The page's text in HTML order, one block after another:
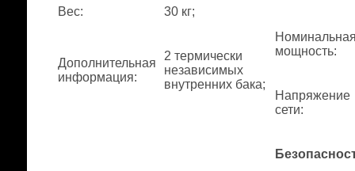
Вес: 30 кг;
Дополнительная
информация:
2 термически
независимых
внутренних бака;
мощность:
Напряжение
сети: